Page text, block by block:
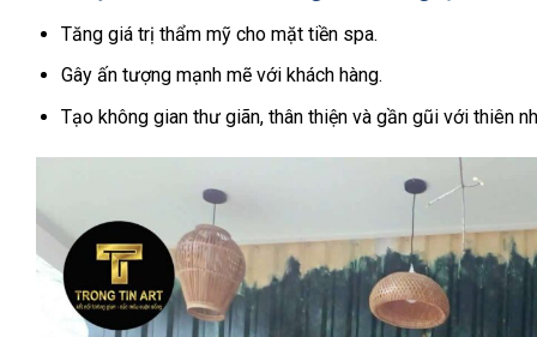
Tăng giá trị thẩm mỹ cho mặt tiền spa.
Gây ấn tượng mạnh mẽ với khách hàng.
Tạo không gian thư giãn, thân thiện và gần gũi với thiên